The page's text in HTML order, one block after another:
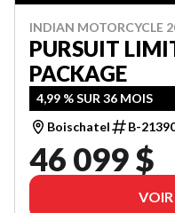
INDIAN MOTORCYCLE
PURSUIT
PACKAGE
4,99 % SUR 36 MOIS
Boischatel
B-
46 099 $
VOIR